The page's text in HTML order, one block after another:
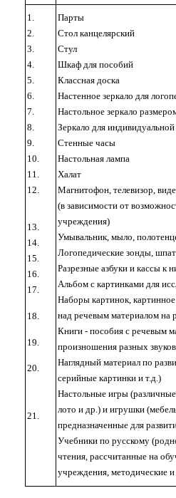
1.
2.
3.
4.
5.
6.
7.
8.
9.
10.
11.
12.
13.
14.
15.
16.
17.
18.
19.
20.
21.
Парты
Стол канцелярский
Стул
Шкаф для пособий
Классная доска
Настенное зеркало для
Настольное зеркало
Зеркало для
Стенные часы
Настольная лампа
Халат
Магнитофон, телевизор,
(в зависимости от
учреждения)
Умывальник, мыло,
Логопедические зонды,
Разрезные азбуки и кассы к
Альбом с картинками для
Наборы картинок,
над речевым материалом на
Книги - пособия с речевым
произношения разных звуков
Наглядный материал по
серийные картинки и т.д.)
Настольные игры
лото и др.) и игрушки
предназначенные для
Учебники по русскому
чтения, рассчитанные на
учреждения, методические